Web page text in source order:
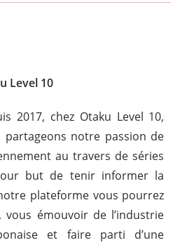
Level 10
2017, chez Otaku Level 10,
partageons notre passion de
au travers de séries
but de tenir informer la
plateforme vous pourrez
vous émouvoir de l’industrie
et faire parti d’une